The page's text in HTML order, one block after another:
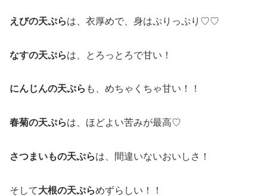
えびの天ぷらは、衣厚めで、身はぷりっぷり♡♡
なすの天ぷらは、とろっとろで甘い！
にんじんの天ぷら も、めちゃくちゃ甘い！！
春菊の天ぷらは、ほどよい苦みが最高♡
さつまいもの天ぷらは、間違いないおいしさ！
そして大根の天ぷらめずらしい！！